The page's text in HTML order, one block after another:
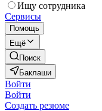
Ищу сотрудника
Сервисы
Помощь
Ещё
Поиск
Баклаши
Войти
Войти
Создать резюме